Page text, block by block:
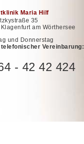
Maria Hilf
35
am Wörthersee
und Donnerstag
Vereinbarung:
- 42 42 424